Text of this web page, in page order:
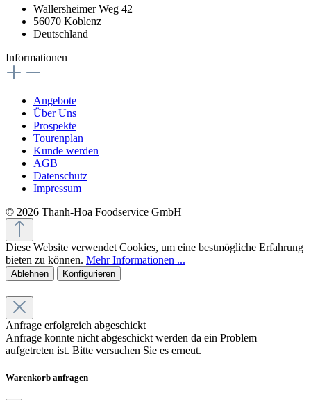
Wallersheimer Weg 42
56070 Koblenz
Deutschland
Informationen
Angebote
Über Uns
Prospekte
Tourenplan
Kunde werden
AGB
Datenschutz
Impressum
© 2026 Thanh-Hoa Foodservice GmbH
Diese Website verwendet Cookies, um eine bestmögliche Erfahrung
bieten zu können. Mehr Informationen ...
Ablehnen Konfigurieren
Anfrage erfolgreich abgeschickt
Anfrage konnte nicht abgeschickt werden da ein Problem
aufgetreten ist. Bitte versuchen Sie es erneut.
Warenkorb anfragen